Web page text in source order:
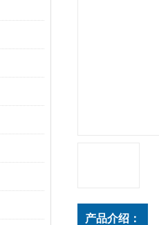
产品介绍：